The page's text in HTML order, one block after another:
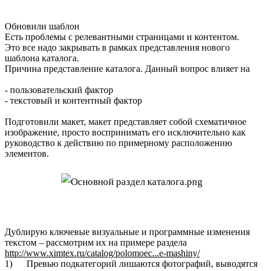
Обновили шаблон
Есть проблемы с релевантными страницами и контентом.
Это все надо закрывать в рамках представления нового
шаблона каталога.
Причина представление каталога. Данный вопрос влияет на
- пользовательский фактор
- текстовый и контентный фактор
Подготовили макет, макет представляет собой схематичное
изображение, просто воспринимать его исключительно как
руководство к действию по примерному расположению
элементов.
Дублирую ключевые визуальные и программные изменения
текстом – рассмотрим их на примере раздела
http://www.ximtex.ru/catalog/polomoec...e-mashiny/
1) Превью подкатегорий лишаются фотографий, выводятся